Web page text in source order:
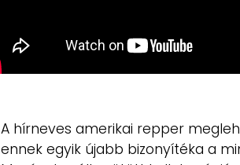
A hírneves amerikai repper
ennek egyik újabb bizonyítéka a